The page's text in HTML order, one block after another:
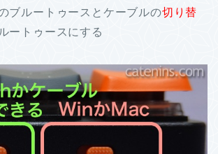
ブルートゥースとケーブルの切り替
ートゥースにする